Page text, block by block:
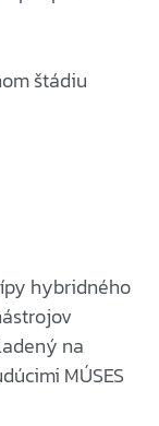
štádiu
hybridného
na
MÚSES